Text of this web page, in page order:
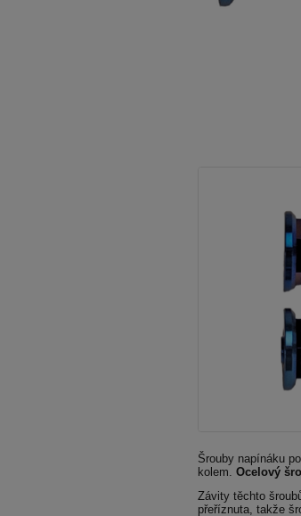
Šrouby napínáku
kolem. Ocelový
Závity těchto
přeříznuta, takže